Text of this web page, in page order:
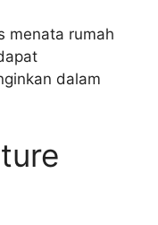
menata rumah
dalam